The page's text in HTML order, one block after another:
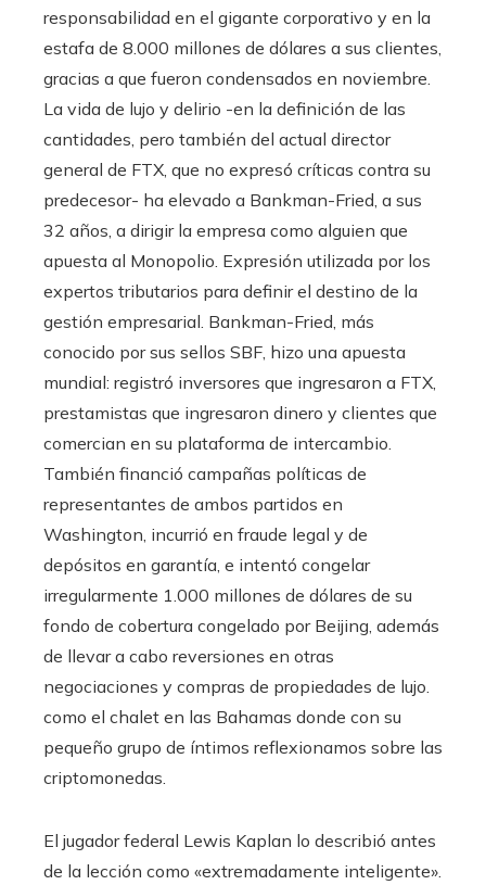
responsabilidad en el gigante corporativo y en la
estafa de 8.000 millones de dólares a sus clientes,
gracias a que fueron condensados ​​en noviembre.
La vida de lujo y delirio -en la definición de las
cantidades, pero también del actual director
general de FTX, que no expresó críticas contra su
predecesor- ha elevado a Bankman-Fried, a sus
32 años, a dirigir la empresa como alguien que
apuesta al Monopolio. Expresión utilizada por los
expertos tributarios para definir el destino de la
gestión empresarial. Bankman-Fried, más
conocido por sus sellos SBF, hizo una apuesta
mundial: registró inversores que ingresaron a FTX,
prestamistas que ingresaron dinero y clientes que
comercian en su plataforma de intercambio.
También financió campañas políticas de
representantes de ambos partidos en
Washington, incurrió en fraude legal y de
depósitos en garantía, e intentó congelar
irregularmente 1.000 millones de dólares de su
fondo de cobertura congelado por Beijing, además
de llevar a cabo reversiones en otras
negociaciones y compras de propiedades de lujo.
como el chalet en las Bahamas donde con su
pequeño grupo de íntimos reflexionamos sobre las
criptomonedas.
El jugador federal Lewis Kaplan lo describió antes
de la lección como «extremadamente inteligente».